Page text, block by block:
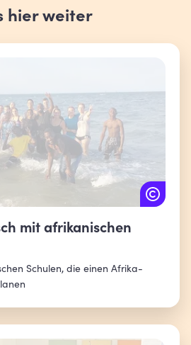
hier weiter
mit afrikanischen
Schulen, die einen Afrika-